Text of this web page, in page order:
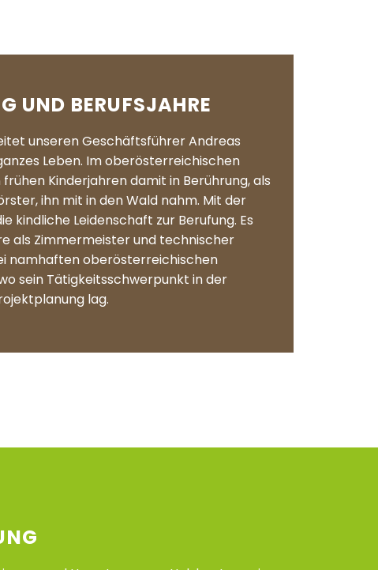
UND BERUFSJAHRE
unseren Geschäftsführer Andreas
Leben. Im oberösterreichischen
Kinderjahren damit in Berührung, als
ihn mit in den Wald nahm. Mit der
kindliche Leidenschaft zur Berufung. Es
als Zimmermeister und technischer
namhaften oberösterreichischen
sein Tätigkeitsschwerpunkt in der
lag.